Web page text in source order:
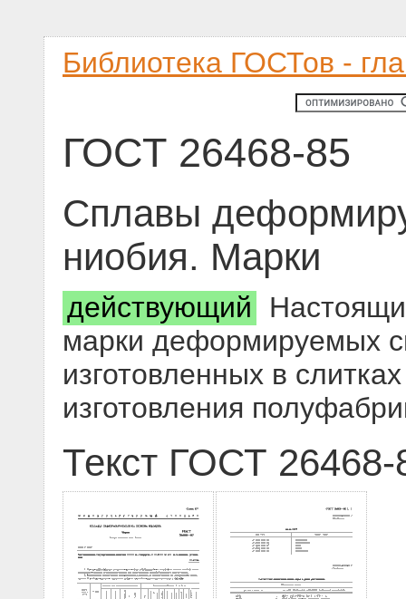
Библиотека ГОСТов -
ГОСТ 26468-85
Сплавы
ниобия. Марки
действующий
марки деформируемых
изготовленных в
изготовления
Текст ГОСТ 26468-